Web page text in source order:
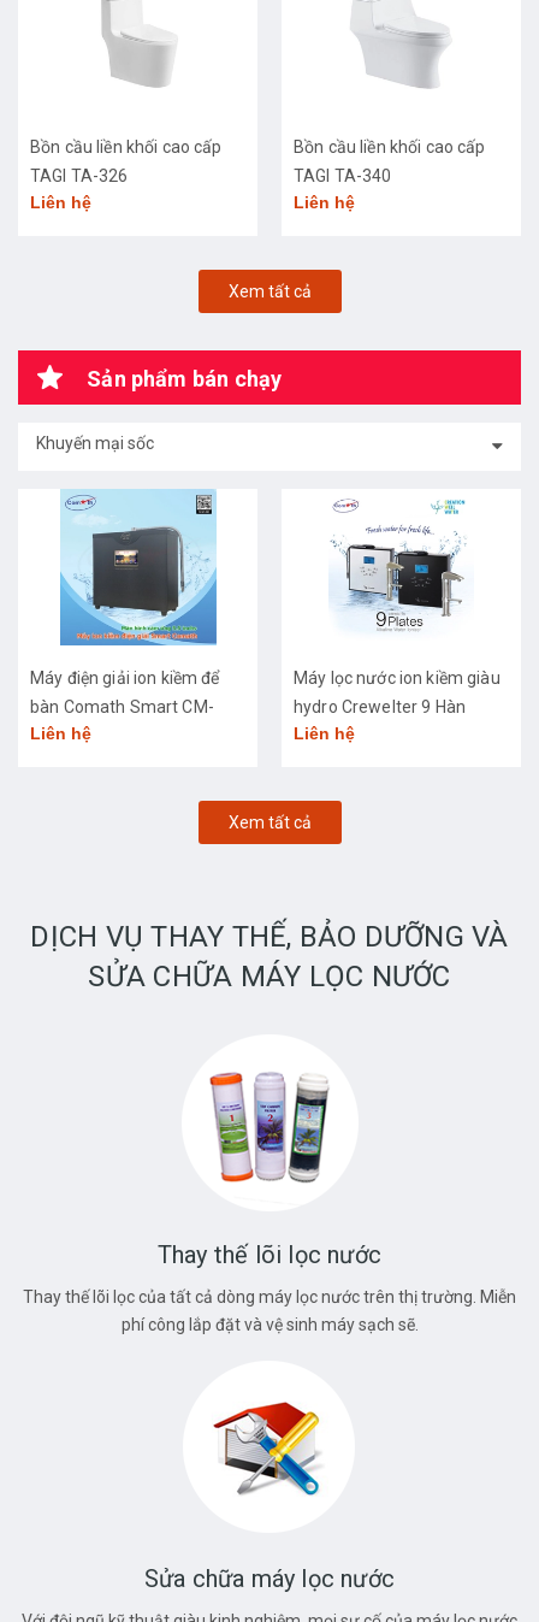
Bồn cầu liền khối cao cấp
TAGI TA-326
Liên hệ
Bồn cầu liền khối cao cấp
TAGI TA-340
Liên hệ
Xem tất cả
Sản phẩm bán chạy
Khuyến mại sốc
Máy điện giải ion kiềm để
bàn Comath Smart CM-
3668
Liên hệ
Máy lọc nước ion kiềm giàu
hydro Crewelter 9 Hàn
Quốc
Liên hệ
Xem tất cả
DỊCH VỤ THAY THẾ, BẢO DƯỠNG VÀ
SỬA CHỮA MÁY LỌC NƯỚC
Thay thế lõi lọc nước
Thay thế lõi lọc của tất cả dòng máy lọc nước trên thị trường. Miễn
phí công lắp đặt và vệ sinh máy sạch sẽ.
Sửa chữa máy lọc nước